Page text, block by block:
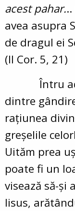
acest pahar.
avea asupra
de dragul ei
(II Cor. 5, 21)
Întru
dintre
raţiunea
greşelile
Uităm prea
poate fi un
visează să-şi
Iisus,